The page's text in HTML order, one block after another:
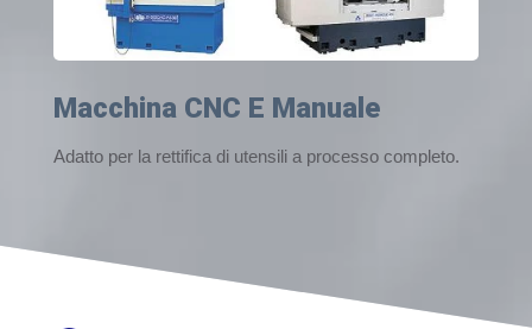
Macchina CNC E Manuale
Adatto per la rettifica di utensili a processo completo.